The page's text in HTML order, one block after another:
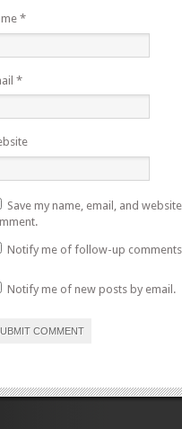
*
*
Save my name, email, and
Notify me of follow-up
Notify me of new posts by email.